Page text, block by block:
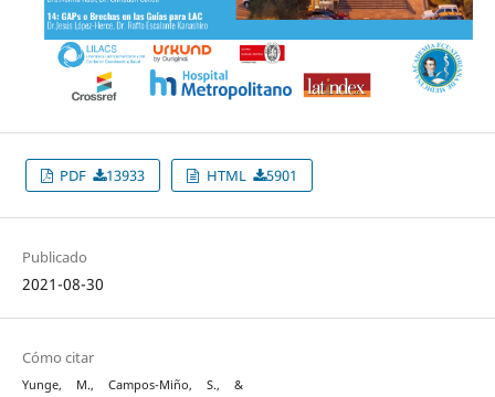
PDF 13933 HTML 5901
Publicado
2021-08-30
Cómo citar
Yunge, M., Campos-Miño, S., &